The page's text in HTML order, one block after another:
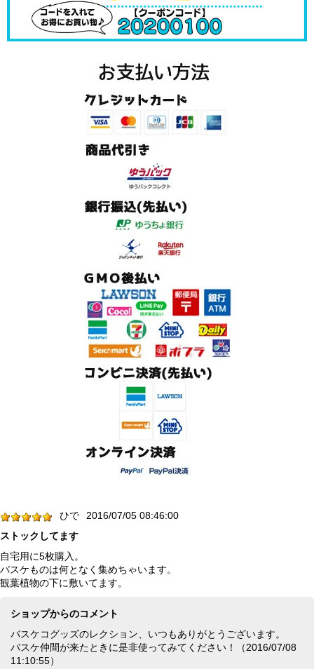
ひで
2016/07/05 08:46:00
ストックしてます
自宅用に5枚購入。
バスケものは何となく集めちゃいます。
観葉植物の下に敷いてます。
ショップからのコメント
バスケコグッズのレクション、いつもありがとうございます。
バスケ仲間が来たときに是非使ってみてください！（2016/07/08
11:10:55）